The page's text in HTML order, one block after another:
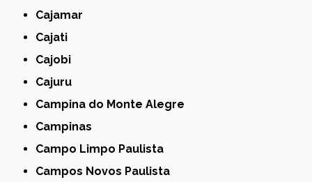
Cajamar
Cajati
Cajobi
Cajuru
Campina do Monte Alegre
Campinas
Campo Limpo Paulista
Campos Novos Paulista